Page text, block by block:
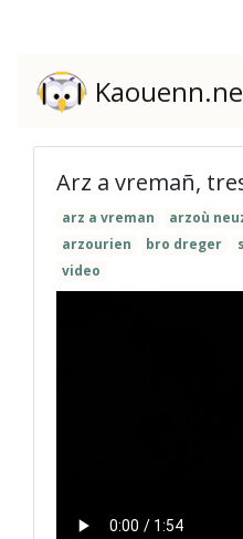
Arz a vremañ,
arz a vreman arzoù
arzourien
bro dreger
video